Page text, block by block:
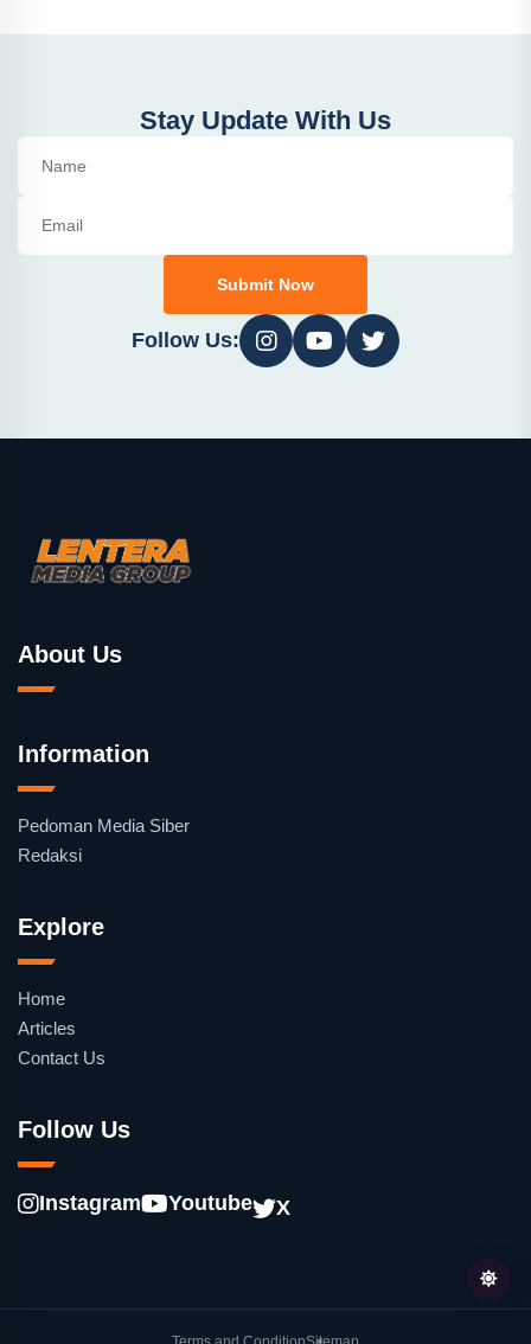
Stay Update With Us
Submit Now
Follow Us:
About Us
Information
Pedoman Media Siber
Redaksi
Explore
Home
Articles
Contact Us
Follow Us
Instagram Youtube X